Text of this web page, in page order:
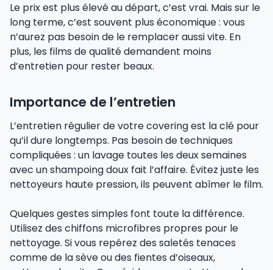
Le prix est plus élevé au départ, c’est vrai. Mais sur le
long terme, c’est souvent plus économique : vous
n’aurez pas besoin de le remplacer aussi vite. En
plus, les films de qualité demandent moins
d’entretien pour rester beaux.
Importance de l’entretien
L’entretien régulier de votre covering est la clé pour
qu’il dure longtemps. Pas besoin de techniques
compliquées : un lavage toutes les deux semaines
avec un shampoing doux fait l’affaire. Évitez juste les
nettoyeurs haute pression, ils peuvent abîmer le film.
Quelques gestes simples font toute la différence.
Utilisez des chiffons microfibres propres pour le
nettoyage. Si vous repérez des saletés tenaces
comme de la sève ou des fientes d’oiseaux,